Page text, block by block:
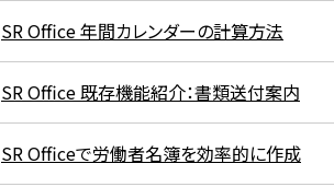
SR Office 年間カレンダーの計算方法
SR Office 既存機能紹介：書類送付案内
SR Officeで労働者名簿を効率的に作成